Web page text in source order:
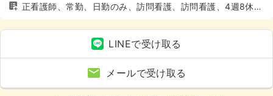
正看護師、常勤、日勤のみ、訪問看護、訪問看護、4週8休以
上
LINEで受け取る
メールで受け取る